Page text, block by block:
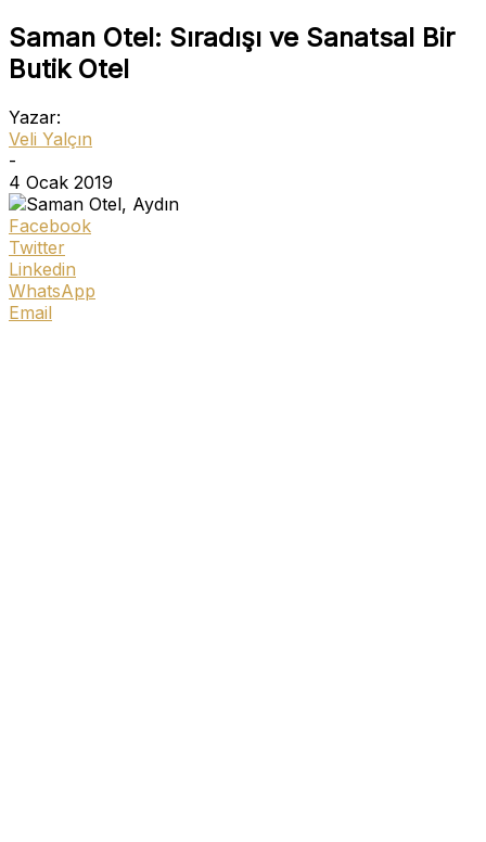
Saman Otel: Sıradışı ve Sanatsal Bir
Butik Otel
Yazar:
Veli Yalçın
-
4 Ocak 2019
Facebook
Twitter
Linkedin
WhatsApp
Email